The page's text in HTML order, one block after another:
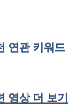
연관 키워드
영상 더 보기